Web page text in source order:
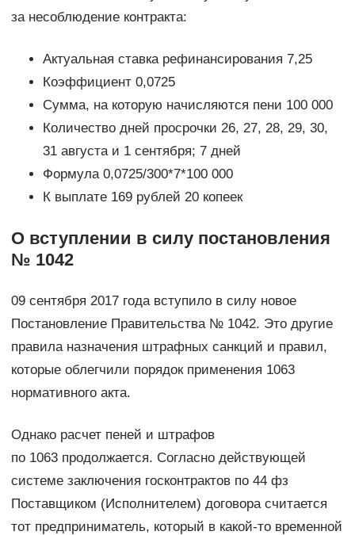
за несоблюдение контракта:
Актуальная ставка рефинансирования 7,25
Коэффициент 0,0725
Сумма, на которую начисляются пени 100 000
Количество дней просрочки 26, 27, 28, 29, 30,
31 августа и 1 сентября; 7 дней
Формула 0,0725/300*7*100 000
К выплате 169 рублей 20 копеек
О вступлении в силу постановления
№ 1042
09 сентября 2017 года вступило в силу новое
Постановление Правительства № 1042. Это другие
правила назначения штрафных санкций и правил,
которые облегчили порядок применения 1063
нормативного акта.
Однако расчет пеней и штрафов
по 1063 продолжается. Согласно действующей
системе заключения госконтрактов по 44 фз
Поставщиком (Исполнителем) договора считается
тот предприниматель, который в какой-то временной